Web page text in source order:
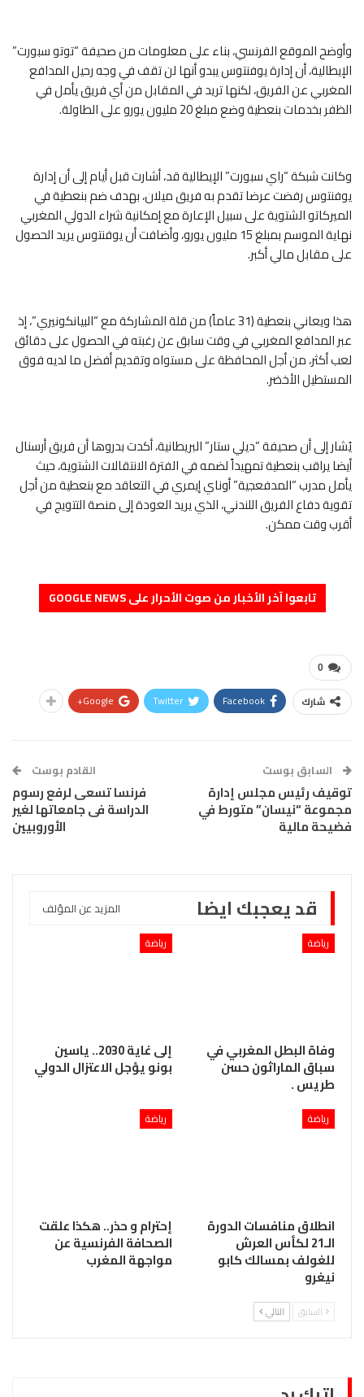
وأوضح الموقع الفرنسي، بناء على معلومات من صحيفة “توتو سبورت”
الإيطالية، أن إدارة يوفنتوس يبدو أنها لن تقف في وجه رحيل المدافع
المغربي عن الفريق، لكنها تريد في المقابل من أي فريق يأمل في
الظفر بخدمات بنعطية وضع مبلغ 20 مليون يورو على الطاولة.
وكانت شبكة “راي سبورت” الإيطالية قد، أشارت قبل أيام إلى أن إدارة
يوفنتوس رفضت عرضا تقدم به فريق ميلان، بهدف ضم بنعطية في
الميركاتو الشتوية على سبيل الإعارة مع إمكانية شراء الدولي المغربي
نهاية الموسم بمبلغ 15 مليون يورو، وأضافت أن يوفنتوس يريد الحصول
على مقابل مالي أكبر.
هذا ويعاني بنعطية (31 عاماً) من قلة المشاركة مع “البيانكونيري”، إذ
عبر المدافع المغربي في وقت سابق عن رغبته في الحصول على دقائق
لعب أكثر، من أجل المحافظة على مستواه وتقديم أفضل ما لديه فوق
المستطيل الأخضر.
يُشار إلى أن صحيفة “ديلي ستار” البريطانية، أكدت بدروها أن فريق أرسنال
أيضا يراقب بنعطية تمهيداً لضمه في الفترة الانتقالات الشتوية، حيث
يأمل مدرب “المدفعجية” أوناي إيمري في التعاقد مع بنعطية من أجل
تقوية دفاع الفريق اللندني، الذي يريد العودة إلى منصة التتويج في
أقرب وقت ممكن.
تابعوا آخر الأخبار من صوت الأحرار على GOOGLE NEWS
0
شارك Facebook
Twitter
Google+
السابق بوست
توقيف رئيس مجلس إدارة
مجموعة “نيسان” متورط في
فضيحة مالية
القادم بوست
فرنسا تسعى لرفع رسوم
الدراسة فى جامعاتها لغير
الأوروبيين
قد يعجبك ايضا المزيد عن المؤلف
رياضة
وفاة البطل المغربي في
سباق الماراثون حسن
طريس .
رياضة
إلى غاية 2030.. ياسين
بونو يؤجل الاعتزال الدولي
رياضة
انطلاق منافسات الدورة
الـ21 لكأس العرش
للغولف بمسالك كابو
نيغرو
رياضة
إحترام و حذر.. هكذا علقت
الصحافة الفرنسية عن
مواجهة المغرب
السابق التالي